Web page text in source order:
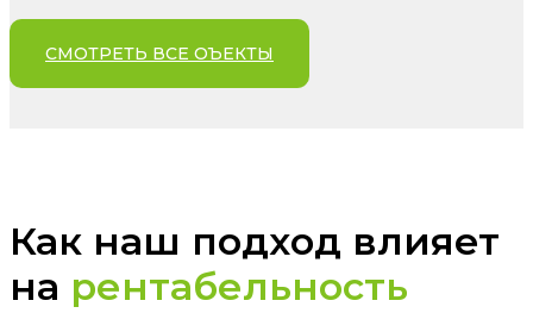
СМОТРЕТЬ ВСЕ ОЪЕКТЫ
Как наш подход влияет
на рентабельность